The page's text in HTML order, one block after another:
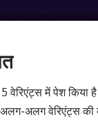
में पेश किया
अलग वेरिएंट्स की